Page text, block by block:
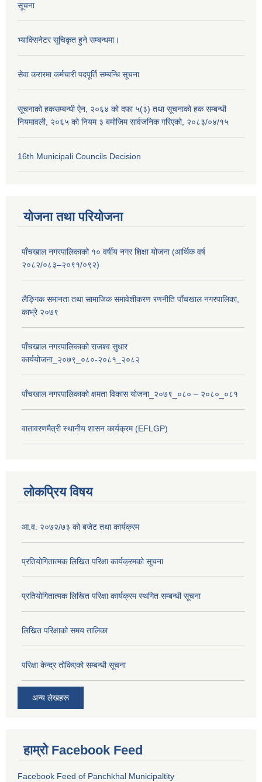
सूचना
भ्याक्सिनेटर सूचिकृत हुने सम्बन्धमा।
सेवा करारमा कर्मचारी पदपूर्ति सम्बन्धि सूचना
सूचनाको हकसम्बन्धी ऐन, २०६४ को दफा ५(३) तथा सूचनाको हक सम्बन्धी
नियमावली, २०६५ को नियम ३ बमोजिम सार्वजनिक गरिएको, २०८३/०४/१५
16th Municipali Councils Decision
योजना तथा परियोजना
पाँचखाल नगरपालिकाको १० वर्षीय नगर शिक्षा योजना (आर्थिक वर्ष
२०८२/०८३–२०९१/०९२)
लैङ्गिक समानता तथा सामाजिक समावेशीकरण रणनीति पाँचखाल नगरपालिका,
काभ्रे २०७९
पाँचखाल नगरपालिकाको राजश्व सुधार
कार्ययोजना_२०७९_०८०-२०८१_२०८२
पाँचखाल नगरपालिकाको क्षमता विकास योजना_२०७९_०८० – २०८०_०८१
वातावरणमैत्री स्थानीय शासन कार्यक्रम (EFLGP)
लोकप्रिय विषय
आ.व. २०७२/७३ को बजेट तथा कार्यक्रम
प्रतियोगितात्मक लिखित परिक्षा कार्यक्रमको सूचना
प्रतियोगितात्मक लिखित परिक्षा कार्यक्रम स्थगित सम्बन्धी सूचना
लिखित परिक्षाको समय तालिका
परिक्षा केन्द्र तोकिएको सम्बन्धी सूचना
अन्य लेखहरू
हाम्रो Facebook Feed
Facebook Feed of Panchkhal Municipaltity